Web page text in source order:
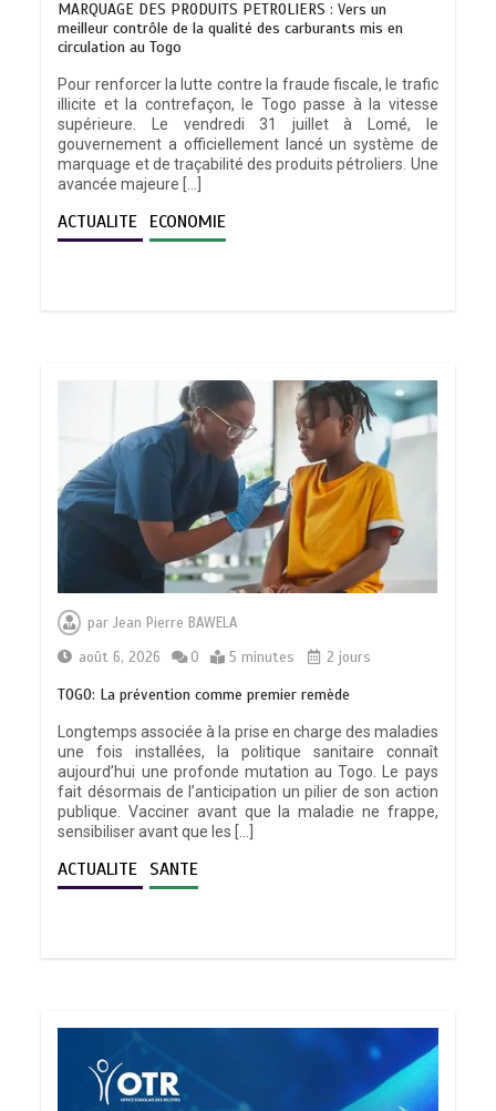
MARQUAGE DES PRODUITS PETROLIERS : Vers un
meilleur contrôle de la qualité des carburants mis en
circulation au Togo
Pour renforcer la lutte contre la fraude fiscale, le trafic
illicite et la contrefaçon, le Togo passe à la vitesse
supérieure. Le vendredi 31 juillet à Lomé, le
gouvernement a officiellement lancé un système de
marquage et de traçabilité des produits pétroliers. Une
avancée majeure […]
ACTUALITE ECONOMIE
parJean Pierre BAWELA
août 6, 2026
0 5 minutes 2 jours
TOGO: La prévention comme premier remède
Longtemps associée à la prise en charge des maladies
une fois installées, la politique sanitaire connaît
aujourd’hui une profonde mutation au Togo. Le pays
fait désormais de l’anticipation un pilier de son action
publique. Vacciner avant que la maladie ne frappe,
sensibiliser avant que les […]
ACTUALITE SANTE
0 5 minutes